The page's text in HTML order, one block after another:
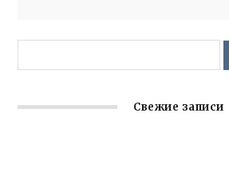
Свежие записи